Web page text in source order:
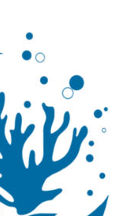
TAMANHO